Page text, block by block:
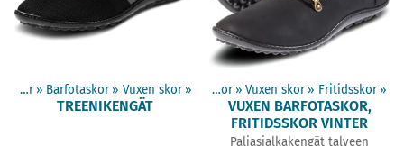
Produkter ‪» Barfotaskor ‪» Vuxen skor ‪»
TREENIKENGÄT
Produkter ‪» Barfotaskor ‪» Vuxen skor ‪» Fritidsskor ‪»
VUXEN BARFOTASKOR,
FRITIDSSKOR VINTER
Paljasjalkakengät talveen